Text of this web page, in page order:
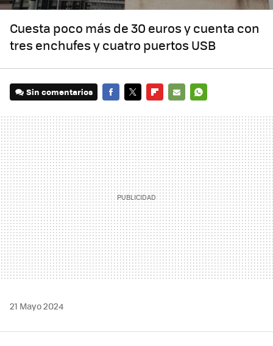
Cuesta poco más de 30 euros y cuenta con
tres enchufes y cuatro puertos USB
Sin comentarios
MAIL
21 Mayo 2024